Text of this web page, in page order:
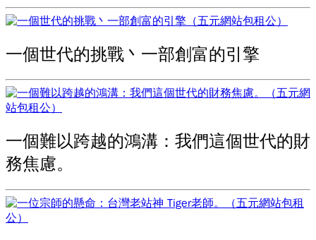
一個世代的挑戰丶一部創富的引擎
一個難以跨越的鴻溝：我們這個世代的財
務焦慮。